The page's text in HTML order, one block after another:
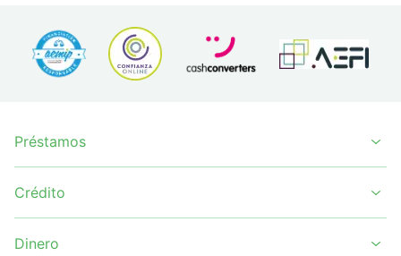
Préstamos
Crédito
Dinero